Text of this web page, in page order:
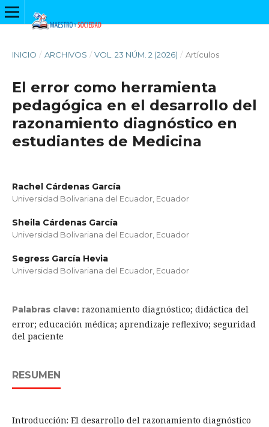
INICIO / ARCHIVOS / VOL. 23 NÚM. 2 (2026) / Artículos
El error como herramienta
pedagógica en el desarrollo del
razonamiento diagnóstico en
estudiantes de Medicina
Rachel Cárdenas García
Universidad Bolivariana del Ecuador, Ecuador
Sheila Cárdenas García
Universidad Bolivariana del Ecuador, Ecuador
Segress García Hevia
Universidad Bolivariana del Ecuador, Ecuador
Palabras clave: razonamiento diagnóstico; didáctica del
error; educación médica; aprendizaje reflexivo; seguridad
del paciente
RESUMEN
Introducción: El desarrollo del razonamiento diagnóstico